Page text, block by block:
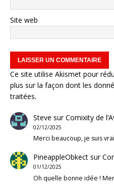
Site web
Ce site utilise Akismet pour
plus sur la façon dont les
traitées.
Steve surComixity de
02/12/2025
Merci beaucoup, je suis
PineappleObkectsur
01/12/2025
Oh quelle bonne idée !